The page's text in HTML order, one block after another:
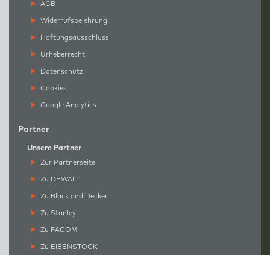
AGB
Widerrufsbelehrung
Haftungsausschluss
Urheberrecht
Datenschutz
Cookies
Google Analytics
Partner
Unsere Partner
Zur Partnerseite
Zu DEWALT
Zu Black and Decker
Zu Stanley
Zu FACOM
Zu EIBENSTOCK